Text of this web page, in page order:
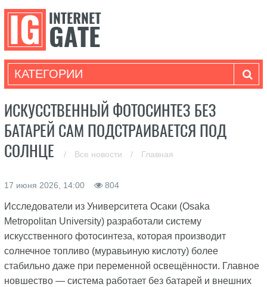
КАТЕГОРИИ
ИСКУССТВЕННЫЙ ФОТОСИНТЕЗ БЕЗ
БАТАРЕЙ САМ ПОДСТРАИВАЕТСЯ ПОД
СОЛНЦЕ
/ Все новости / Главная
17 июня 2026, 14:00 804
Исследователи из Университета Осаки (Osaka
Metropolitan University) разработали систему
искусственного фотосинтеза, которая производит
солнечное топливо (муравьиную кислоту) более
стабильно даже при переменной освещённости. Главное
новшество — система работает без батарей и внешних